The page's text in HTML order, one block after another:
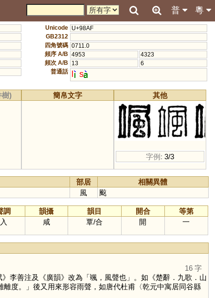
粵
普
Unicode U+98AF
GB2312
四角號碼 0711.0
頻序 A/B 4953
4323
頻次 A/B
13
6
普通話 l s
樹) 簡帛文字 其他
字例: 3/3
部居
相關異體
風 䬃
調 韻攝 韻目 開合
等第
入 咸 覃/合 開 一
16 字
李善注及《廣韻》改為「颯，風聲也」。如《楚辭．九歌．山
度。」後又用來形容雨聲，如唐代杜甫〈乾元中寓居同谷縣